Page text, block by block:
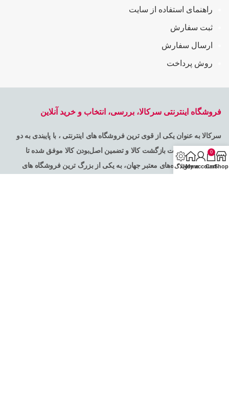
راهنمای استفاده از سایت
ثبت سفارش
ارسال سفارش
روش پرداخت
فروشگاه اینترنتی سرکالا، بررسی، انتخاب و خرید آنلاین
سرکالا به عنوان یکی از قوی ترین فروشگاه های اینترنتی ، با پایبندی به دو
اصل 7 روز ضمانت بازگشت کالا و تضمین اصل‌بودن کالا موفق شده تا
همگام با فروشگاه‌های معتبر جهان، به یکی از بزرگ ترین فروشگاه هایShop
0
Cart
My account
Homeوبلاگ